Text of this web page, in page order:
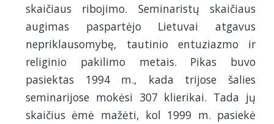
skaičiaus ribojimo. Seminaristų skaičiaus
augimas paspartėjo Lietuvai atgavus
nepriklausomybę, tautinio entuziazmo ir
religinio pakilimo metais. Pikas buvo
pasiektas 1994 m., kada trijose šalies
seminarijose mokėsi 307 klierikai. Tada jų
skaičius ėmė mažėti, kol 1999 m. pasiekė